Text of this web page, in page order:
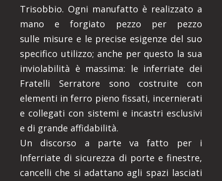
Trisobbio. Ogni manufatto è realizzato a
mano e forgiato pezzo per pezzo
sulle misure e le precise esigenze del suo
specifico utilizzo; anche per questo la sua
inviolabilità è massima: le inferriate dei
Fratelli Serratore sono costruite con
elementi in ferro pieno fissati, incernierati
e collegati con sistemi e incastri esclusivi
e di grande affidabilità.
Un discorso a parte va fatto per i
Inferriate di sicurezza di porte e finestre,
cancelli che si adattano agli spazi lasciati